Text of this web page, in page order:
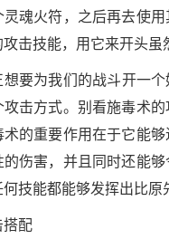
灵魂火符，之后再去使
击技能，用它来开头虽
想要为我们的战斗开一
攻击方式。别看施毒术
术的重要作用在于它能
的伤害，并且同时还能
技能都能够发挥出比原
搭配